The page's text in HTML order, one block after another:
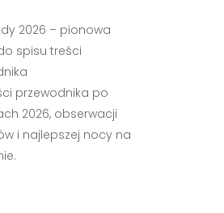
przewodnika po
2026, obserwacji
i najlepszej nocy na